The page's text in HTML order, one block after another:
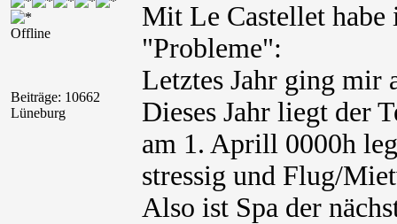
Offline
Beiträge: 10662
Lüneburg
Mit Le Castellet habe
"Probleme":
Letztes Jahr ging mir
Dieses Jahr liegt der
am 1. Aprill 0000h
stressig und Flug/
Also ist Spa der